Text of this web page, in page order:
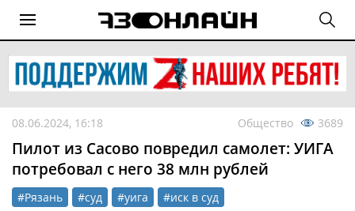
08.06.2024, 16:18 Общество 3689
Пилот из Сасово повредил самолет: УИГА
потребовал с него 38 млн рублей
#Рязань #суд #уига #иск в суд